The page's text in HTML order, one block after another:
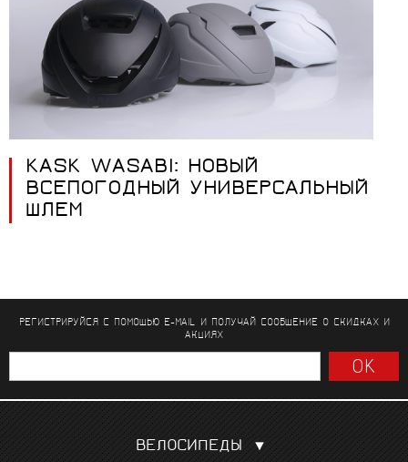
KASK WASABI: НОВЫЙ
ВСЕПОГОДНЫЙ УНИВЕРСАЛЬНЫЙ
ШЛЕМ
РЕГИСТРИРУЙСЯ С ПОМОЩЬЮ E-MAIL И ПОЛУЧАЙ СООБЩЕНИЕО СКИДКАХ И
АКЦИЯХ
ВЕЛОСИПЕДЫ